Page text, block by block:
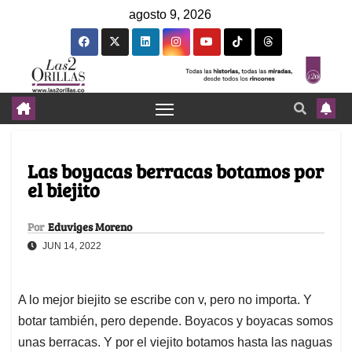
agosto 9, 2026
Las boyacas berracas botamos por
el biejito
Por Eduviges Moreno
JUN 14, 2022
A lo mejor biejito se escribe con v, pero no importa. Y
botar también, pero depende. Boyacos y boyacas somos
unas berracas. Y por el viejito botamos hasta las naguas